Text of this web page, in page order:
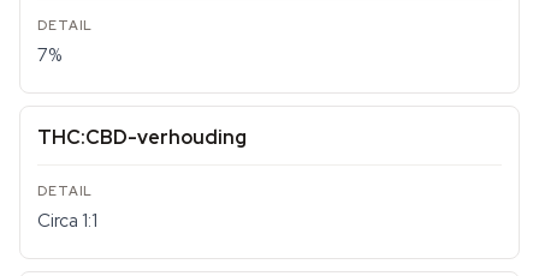
7%
THC:CBD-verhouding
Circa 1:1